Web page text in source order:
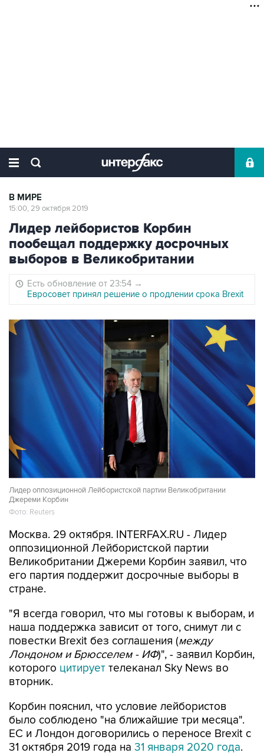
В МИРЕ
15:00, 29 октября 2019
Лидер лейбористов Корбин
пообещал поддержку досрочных
выборов в Великобритании
Есть обновление от 23:54 →
Евросовет принял решение о продлении срока Brexit
Лидер оппозиционной Лейбористской партии Великобритании
Джереми Корбин
Фото: Reuters
Москва. 29 октября. INTERFAX.RU - Лидер
оппозиционной Лейбористской партии
Великобритании Джереми Корбин заявил, что
его партия поддержит досрочные выборы в
стране.
"Я всегда говорил, что мы готовы к выборам, и
наша поддержка зависит от того, снимут ли с
повестки Brexit без соглашения (между
Лондоном и Брюсселем - ИФ)", - заявил Корбин,
которого цитирует телеканал Sky News во
вторник.
Корбин пояснил, что условие лейбористов
было соблюдено "на ближайшие три месяца".
ЕС и Лондон договорились о переносе Brexit с
31 октября 2019 года на 31 января 2020 года.